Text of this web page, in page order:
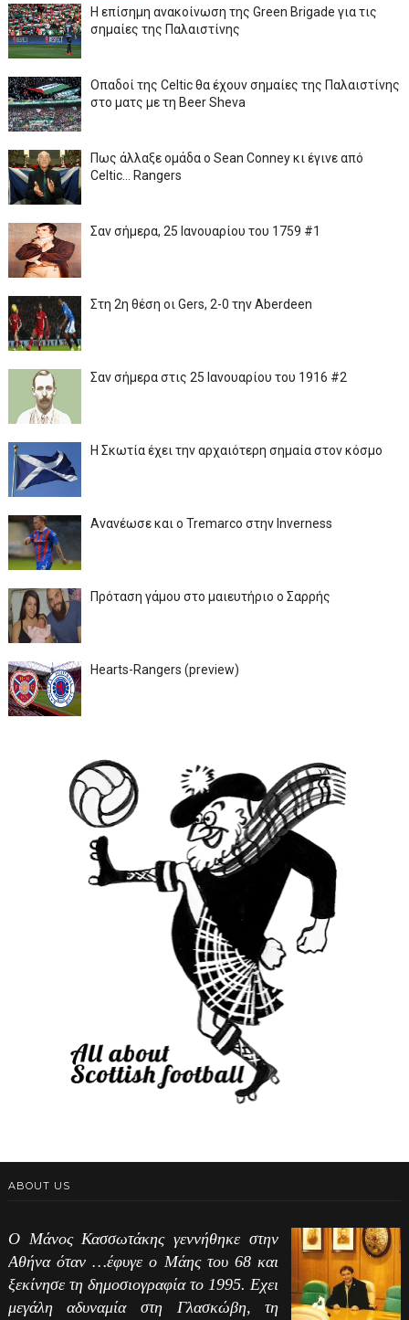
Η επίσημη ανακοίνωση της Green Brigade για τις
σημαίες της Παλαιστίνης
Οπαδοί της Celtic θα έχουν σημαίες της Παλαιστίνης
στο ματς με τη Beer Sheva
Πως άλλαξε ομάδα ο Sean Conney κι έγινε από
Celtic... Rangers
Σαν σήμερα, 25 Ιανουαρίου του 1759 #1
Στη 2η θέση οι Gers, 2-0 την Aberdeen
Σαν σήμερα στις 25 Ιανουαρίου του 1916 #2
Η Σκωτία έχει την αρχαιότερη σημαία στον κόσμο
Ανανέωσε και ο Tremarco στην Inverness
Πρόταση γάμου στο μαιευτήριο ο Σαρρής
Hearts-Rangers (preview)
ABOUT US
Ο Μάνος Κασσωτάκης γεννήθηκε στην
Αθήνα όταν …έφυγε ο Μάης του 68 και
ξεκίνησε τη δημοσιογραφία το 1995. Εχει
μεγάλη αδυναμία στη Γλασκώβη, τη